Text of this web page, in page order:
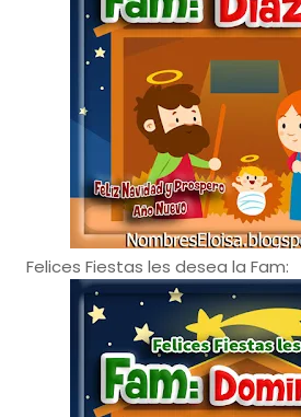
Felices Fiestas les desea la Fam: